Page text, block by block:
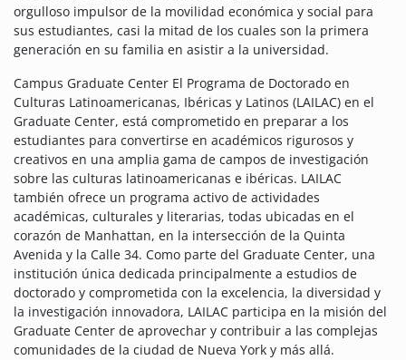
orgulloso impulsor de la movilidad económica y social para
sus estudiantes, casi la mitad de los cuales son la primera
generación en su familia en asistir a la universidad.
Campus Graduate Center El Programa de Doctorado en
Culturas Latinoamericanas, Ibéricas y Latinos (LAILAC) en el
Graduate Center, está comprometido en preparar a los
estudiantes para convertirse en académicos rigurosos y
creativos en una amplia gama de campos de investigación
sobre las culturas latinoamericanas e ibéricas. LAILAC
también ofrece un programa activo de actividades
académicas, culturales y literarias, todas ubicadas en el
corazón de Manhattan, en la intersección de la Quinta
Avenida y la Calle 34. Como parte del Graduate Center, una
institución única dedicada principalmente a estudios de
doctorado y comprometida con la excelencia, la diversidad y
la investigación innovadora, LAILAC participa en la misión del
Graduate Center de aprovechar y contribuir a las complejas
comunidades de la ciudad de Nueva York y más allá.